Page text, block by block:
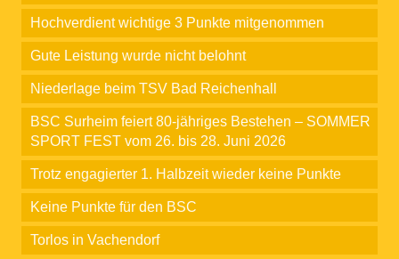
Hochverdient wichtige 3 Punkte mitgenommen
Gute Leistung wurde nicht belohnt
Niederlage beim TSV Bad Reichenhall
BSC Surheim feiert 80-jähriges Bestehen – SOMMER
SPORT FEST vom 26. bis 28. Juni 2026
Trotz engagierter 1. Halbzeit wieder keine Punkte
Keine Punkte für den BSC
Torlos in Vachendorf